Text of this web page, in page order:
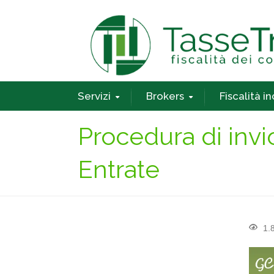
Servizi Brokers Fiscalità
Procedura di
Entrate